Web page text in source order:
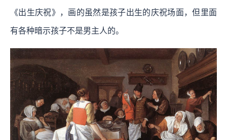
《出生庆祝》，画的虽然是孩子出生的庆祝场面，但里面
有各种暗示孩子不是男主人的。